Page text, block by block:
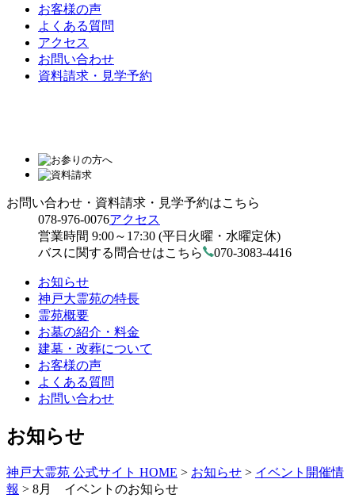
お客様の声
よくある質問
アクセス
お問い合わせ
資料請求・見学予約
お問い合わせ・資料請求・見学予約はこちら
078-976-0076アクセス
営業時間 9:00～17:30 (平日火曜・水曜定休)
バスに関する問合せはこちら
070-3083-4416
お知らせ
神戸大霊苑の特長
霊苑概要
お墓の紹介・料金
建墓・改葬について
お客様の声
よくある質問
お問い合わせ
お知らせ
神戸大霊苑 公式サイト HOME > お知らせ > イベント開催情
報 > 8月 イベントのお知らせ